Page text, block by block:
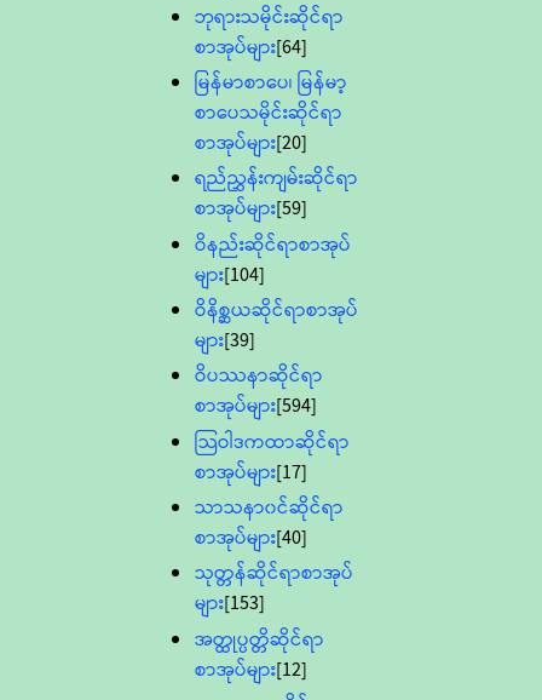
ဘုရားသမိုင်းဆိုင်ရာ
စာအုပ်များ[64]
မြန်မာစာပေ၊ မြန်မာ့
စာပေသမိုင်းဆိုင်ရာ
စာအုပ်များ[20]
ရည်ညွှန်းကျမ်းဆိုင်ရာ
စာအုပ်များ[59]
ဝိနည်းဆိုင်ရာစာအုပ်
များ[104]
ဝိနိစ္ဆယဆိုင်ရာစာအုပ်
များ[39]
ဝိပဿနာဆိုင်ရာ
စာအုပ်များ[594]
သြဝါဒကထာဆိုင်ရာ
စာအုပ်များ[17]
သာသနာ၀င်ဆိုင်ရာ
စာအုပ်များ[40]
သုတ္တန်ဆိုင်ရာစာအုပ်
များ[153]
အတ္ထုပ္ပတ္တိဆိုင်ရာ
စာအုပ်များ[12]